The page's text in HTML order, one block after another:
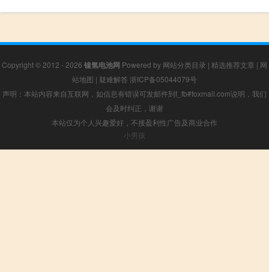
Copyright © 2012 - 2026 镍氢电池网 Powered by 网站分类目录 | 精选推荐文章 | 网
站地图 | 疑难解答 浙ICP备05044079号
声明：本站内容来自互联网，如信息有错误可发邮件到f_fb#foxmail.com说明，我们
会及时纠正，谢谢
本站仅为个人兴趣爱好，不接盈利性广告及商业合作
小男孩